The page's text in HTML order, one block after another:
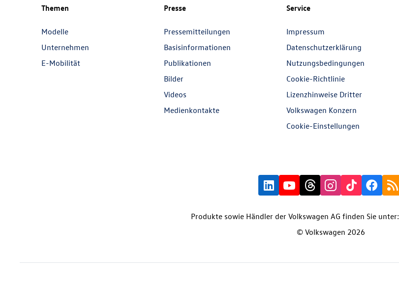
Themen
Modelle
Unternehmen
E-Mobilität
Presse
Pressemitteilungen
Basisinformationen
Publikationen
Bilder
Videos
Medienkontakte
Service
Impressum
Datenschutzerklärung
Nutzungsbedingungen
Cookie-Richtlinie
Lizenzhinweise Dritter
Volkswagen Konzern
Cookie-Einstellungen
Produkte sowie Händler der Volkswagen AG finden Sie unter:
© Volkswagen 2026